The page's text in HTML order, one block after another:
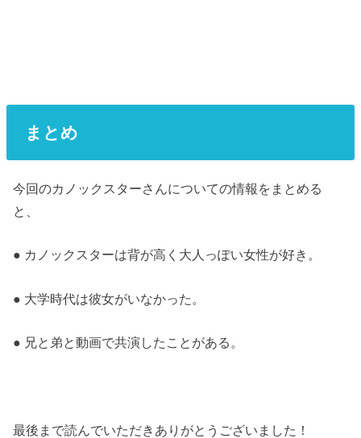
まとめ
今回のカノックスターさんについての情報をまとめる
と、
● カノックスターは背が高く大人っぽい女性が好き。
● 大学時代は彼女がいなかった。
● 兄と弟と動画で共演したことがある。
最後まで読んでいただきありがとうございました！